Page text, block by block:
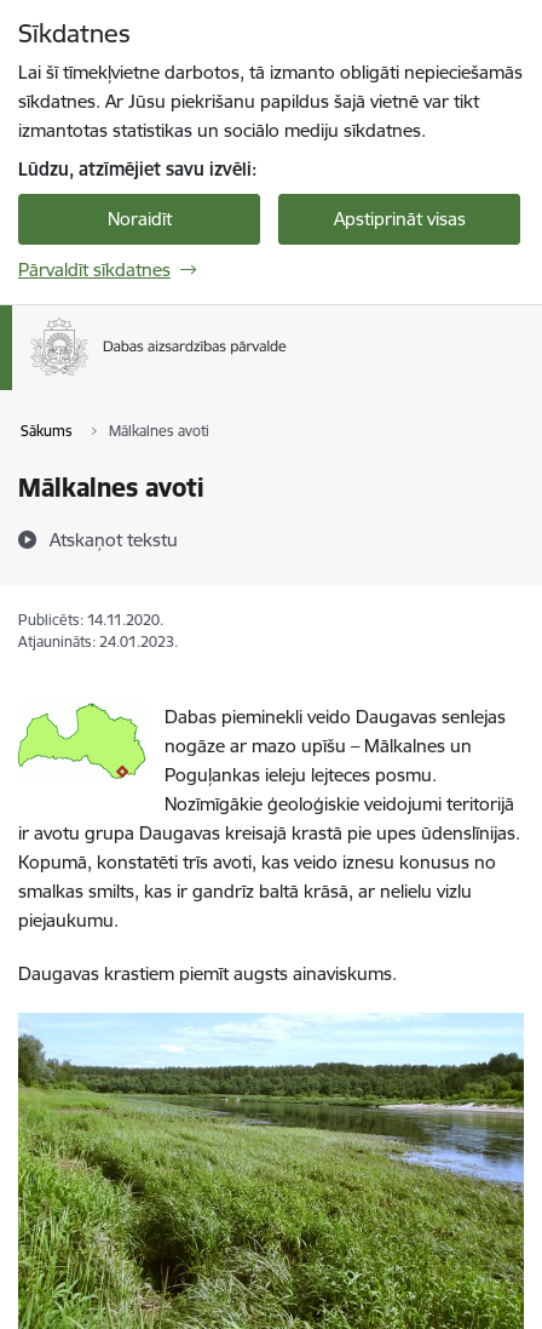
Sīkdatnes
Lai šī tīmekļvietne darbotos, tā izmanto obligāti nepieciešamās
sīkdatnes. Ar Jūsu piekrišanu papildus šajā vietnē var tikt
izmantotas statistikas un sociālo mediju sīkdatnes.
Lūdzu, atzīmējiet savu izvēli:
Noraidīt Apstiprināt visas
Pārvaldīt sīkdatnes
Sākums Mālkalnes avoti
Mālkalnes avoti
Atskaņot tekstu
Publicēts: 14.11.2020.
Atjaunināts: 24.01.2023.
Dabas pieminekli veido Daugavas senlejas
nogāze ar mazo upīšu – Mālkalnes un
Poguļankas ieleju lejteces posmu.
Nozīmīgākie ģeoloģiskie veidojumi teritorijā
ir avotu grupa Daugavas kreisajā krastā pie upes ūdenslīnijas.
Kopumā, konstatēti trīs avoti, kas veido iznesu konusus no
smalkas smilts, kas ir gandrīz baltā krāsā, ar nelielu vizlu
piejaukumu.
Daugavas krastiem piemīt augsts ainaviskums.